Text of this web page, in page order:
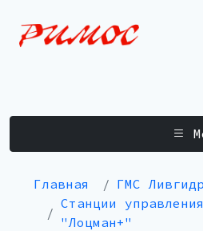
Главная
ГМС
Станции
"Лоцман+"